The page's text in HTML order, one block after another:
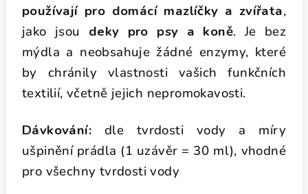
používají pro domácí mazlíčky a zvířata,
jako jsou deky pro psy a koně. Je bez
mýdla a neobsahuje žádné enzymy, které
by chránily vlastnosti vašich funkčních
textilií, včetně jejich nepromokavosti.
Dávkování: dle tvrdosti vody a míry
ušpinění prádla (1 uzávěr = 30 ml), vhodné
pro všechny tvrdosti vody